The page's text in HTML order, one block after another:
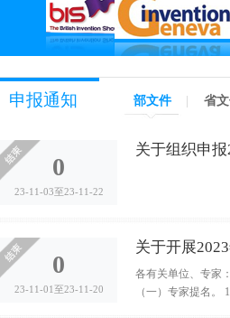
申报通知 部文件 省
0
23-11-03至23-11-22
关于组织申
0
23-11-01至23-11-20
关于开展
各有关单位、专家
（一）专家提名